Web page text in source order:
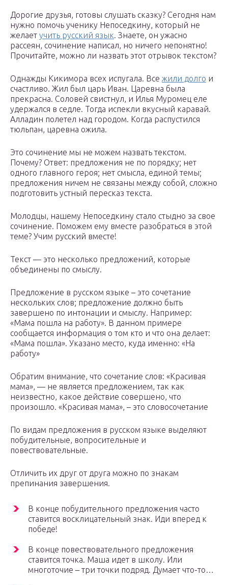
Дорогие друзья, готовы слушать сказку? Сегодня нам
нужно помочь ученику Непоседкину, который не
желает учить русский язык. Знаете, он ужасно
рассеян, сочинение написал, но ничего непонятно!
Прочитайте, можно ли назвать этот отрывок текстом?
Однажды Кикимора всех испугала. Все жили долго и
счастливо. Жил был царь Иван. Царевна была
прекрасна. Соловей свистнул, и Илья Муромец еле
удержался в седле. Тогда испекли вкусный каравай.
Алладин полетел над городом. Когда распустился
тюльпан, царевна ожила.
Это сочинение мы не можем назвать текстом.
Почему? Ответ: предложения не по порядку; нет
одного главного героя; нет смысла, единой темы;
предложения ничем не связаны между собой, сложно
подготовить устный пересказ текста.
Молодцы, нашему Непоседкину стало стыдно за свое
сочинение. Поможем ему вместе разобраться в этой
теме? Учим русский вместе!
Текст — это несколько предложений, которые
объединены по смыслу.
Предложение в русском языке – это сочетание
нескольких слов; предложение должно быть
завершено по интонации и смыслу. Например:
«Мама пошла на работу». В данном примере
сообщается информация о том кто и что она делает:
«Мама пошла». Указано место, куда именно: «На
работу»
Обратим внимание, что сочетание слов: «Красивая
мама», — не является предложением, так как
неизвестно, какое действие совершено, что
произошло. «Красивая мама», – это словосочетание
По видам предложения в русском языке выделяют
побудительные, вопросительные и
повествовательные.
Отличить их друг от друга можно по знакам
препинания завершения.
В конце побудительного предложения часто
ставится восклицательный знак. Иди вперед к
победе!
В конце повествовательного предложения
ставится точка. Маша идет в школу. Или
многоточие – три точки подряд. Думает что-то…